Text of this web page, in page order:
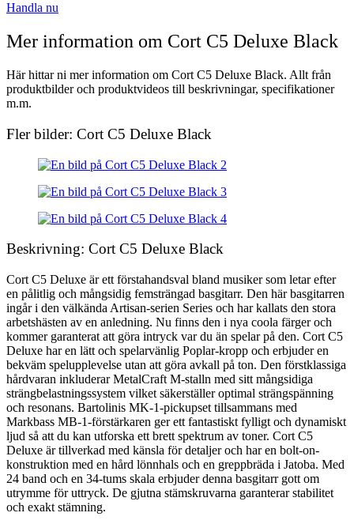
Handla nu
Mer information om Cort C5 Deluxe Black
Här hittar ni mer information om Cort C5 Deluxe Black. Allt från
produktbilder och produktvideos till beskrivningar, specifikationer
m.m.
Fler bilder: Cort C5 Deluxe Black
Beskrivning: Cort C5 Deluxe Black
Cort C5 Deluxe är ett förstahandsval bland musiker som letar efter
en pålitlig och mångsidig femsträngad basgitarr. Den här basgitarren
ingår i den välkända Artisan-serien Series och har kallats den stora
arbetshästen av en anledning. Nu finns den i nya coola färger och
kommer garanterat att göra intryck var du än spelar på den. Cort C5
Deluxe har en lätt och spelarvänlig Poplar-kropp och erbjuder en
bekväm spelupplevelse utan att göra avkall på ton. Den förstklassiga
hårdvaran inkluderar MetalCraft M-stalln med sitt mångsidiga
strängbelastningssystem vilket säkerställer optimal strängspänning
och resonans. Bartolinis MK-1-pickupset tillsammans med
Markbass MB-1-förstärkaren ger ett fantastiskt fylligt och dynamiskt
ljud så att du kan utforska ett brett spektrum av toner. Cort C5
Deluxe är tillverkad med känsla för detaljer och har en bolt-on-
konstruktion med en hård lönnhals och en greppbräda i Jatoba. Med
24 band och en 34-tums skala erbjuder denna basgitarr gott om
utrymme för uttryck. De gjutna stämskruvarna garanterar stabilitet
och exakt stämning.